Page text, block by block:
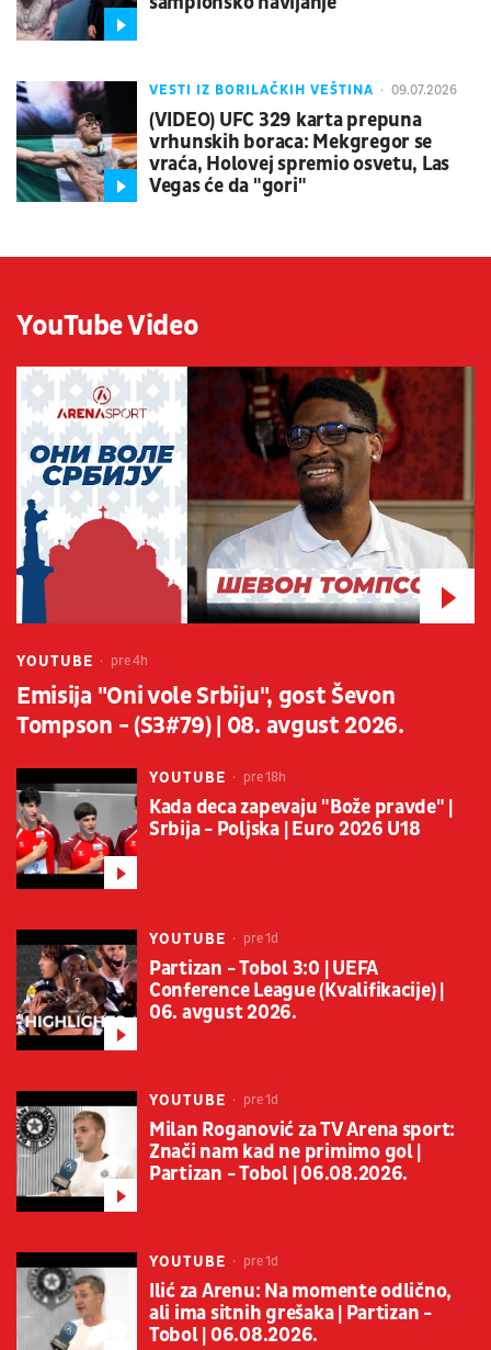
VESTI IZ BORILAČKIH VEŠTINA 09.07.2026
(VIDEO) UFC 329 karta prepuna
vrhunskih boraca: Mekgregor se
vraća, Holovej spremio osvetu, Las
Vegas će da "gori"
YouTube Video
YOUTUBE pre 4h
Emisija "Oni vole Srbiju", gost Ševon
Tompson - (S3#79) | 08. avgust 2026.
YOUTUBE pre 18h
Kada deca zapevaju "Bože pravde" |
Srbija - Poljska | Euro 2026 U18
YOUTUBE pre 1d
Partizan - Tobol 3:0 | UEFA
Conference League (Kvalifikacije) |
06. avgust 2026.
YOUTUBE pre 1d
Milan Roganović za TV Arena sport:
Znači nam kad ne primimo gol |
Partizan - Tobol | 06.08.2026.
YOUTUBE pre 1d
Ilić za Arenu: Na momente odlično,
ali ima sitnih grešaka | Partizan -
Tobol | 06.08.2026.